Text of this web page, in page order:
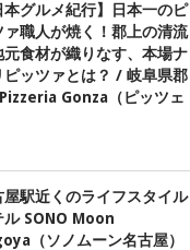
本グルメ紀行】日本一のピ
ァ職人が焼く！郡上の清流
元食材が織りなす、本場ナ
ピッツァとは？ / 岐阜県郡
Pizzeria Gonza（ピッツェ
屋駅近くのライフスタイル
ル SONO Moon
（ソノムーン名古屋）